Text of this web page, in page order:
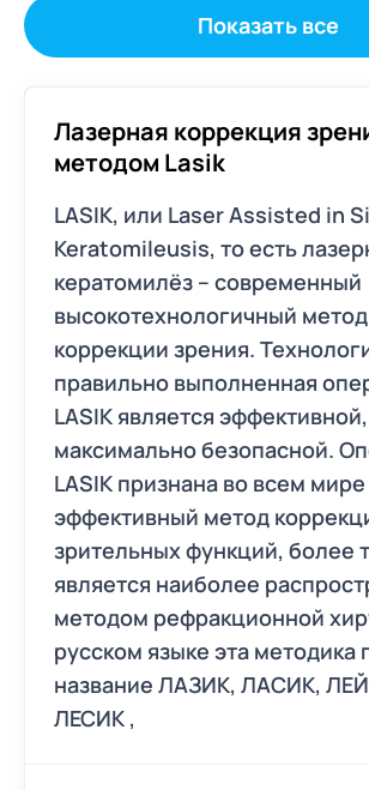
Детская офтальмология
Лазерные операции
Реконструктивная хирургия
Факичные линзы
Диагностика зрения
Инструкции
Отслоение сетчатки глаза
Показать все
Лазерная коррекция
методом Lasik
LASIK, или Laser Assisted in
Keratomileusis, то есть
кератомилёз – современный
высокотехнологичный
коррекции зрения.
прaвильно выполненная
LASIK является
максимально безопасной.
LASIK признана во всем мире
эффективный метод
зрительных функций, более
является наиболее
методом рефракционной
русском языке эта методика
название ЛАЗИК, ЛАСИК,
ЛЕСИК ,